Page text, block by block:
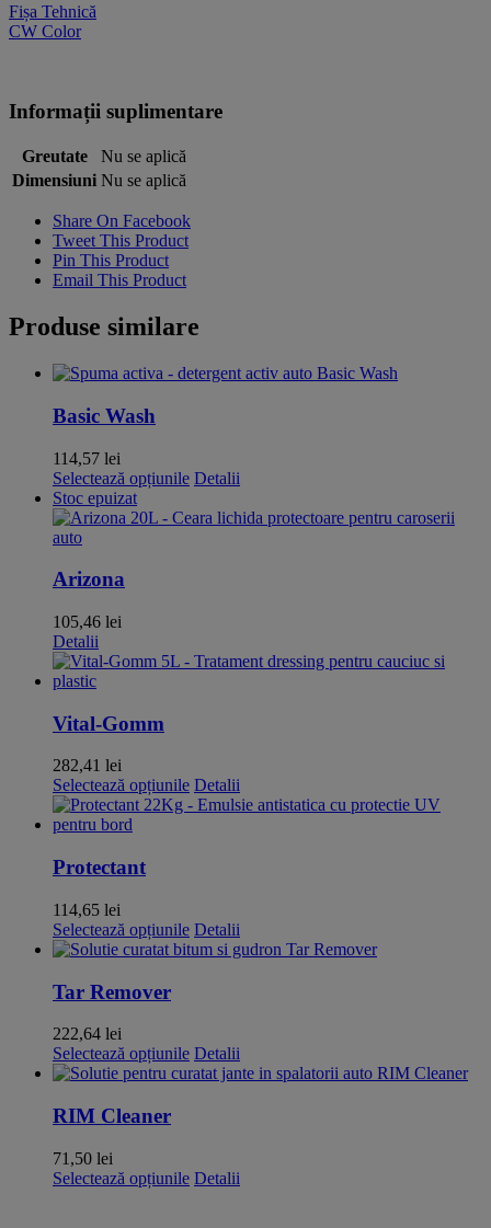
Fișa Tehnică
CW Color
Informații suplimentare
Greutate
Nu se aplică
Dimensiuni Nu se aplică
Share On Facebook
Tweet This Product
Pin This Product
Email This Product
Produse similare
Basic Wash
114,57 lei
Selectează opțiunile Acest
are
alese
în
Detalii
Stoc epuizat
Arizona
105,46 lei
Detalii
Vital-Gomm
282,41 lei
Selectează opțiunile Acest
produs
pot
fi
alese
Detalii
Protectant
114,65 lei
Selectează opțiunile Acest
produs
Opțiunile
pot
fi
Detalii
Tar Remover
222,64 lei
Selectează opțiunile Acest
produs
Opțiunile
pot
Detalii
RIM Cleaner
71,50 lei
Selectează opțiunile Acest
Detalii